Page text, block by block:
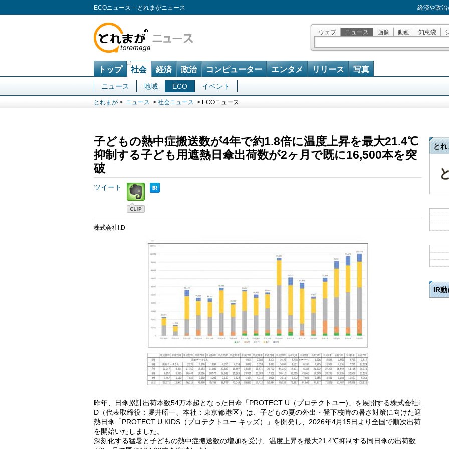
ECOニュース – とれまがニュース 経済や政
ウェブ ニュース 画像 動画 知恵袋
トップ 社会 経済 政治 コンピューター エンタメ リリース 写真
ニュース 地域 ECO イベント
とれまが > ニュース > 社会ニュース > ECOニュース
子どもの熱中症搬送数が4年で約1.8倍に温度上昇を最大21.4℃
抑制する子ども用遮熱日傘出荷数が2ヶ月で既に16,500本を突
破
ツイート
株式会社i.D
昨年、日傘累計出荷本数54万本超となった日傘「PROTECT U（プロテクトユー)」を展開する株式会社i.
D（代表取締役：堀井昭一、本社：東京都港区）は、子どもの夏の外出・登下校時の暑さ対策に向けた遮
熱日傘「PROTECT U KIDS（プロテクトユー キッズ）」を開発し、2026年4月15日より全国で順次出荷
を開始いたしました。
深刻化する猛暑と子どもの熱中症搬送数の増加を受け、温度上昇を最大21.4℃抑制する同日傘の出荷数
とれ
IR動